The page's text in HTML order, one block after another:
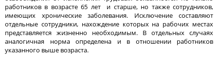
работников в возрасте 65 лет и старше, но также сотрудников,
имеющих хронические заболевания. Исключение составляют
отдельные сотрудники, нахождение которых на рабочих местах
представляется жизненно необходимым. В отдельных случаях
аналогичная норма определена и в отношении работников
указанного выше возраста.